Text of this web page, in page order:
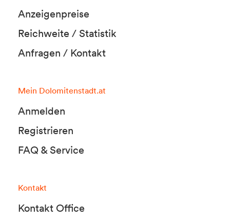
Anzeigenpreise
Reichweite / Statistik
Anfragen / Kontakt
Mein Dolomitenstadt.at
Anmelden
Registrieren
FAQ & Service
Kontakt
Kontakt Office